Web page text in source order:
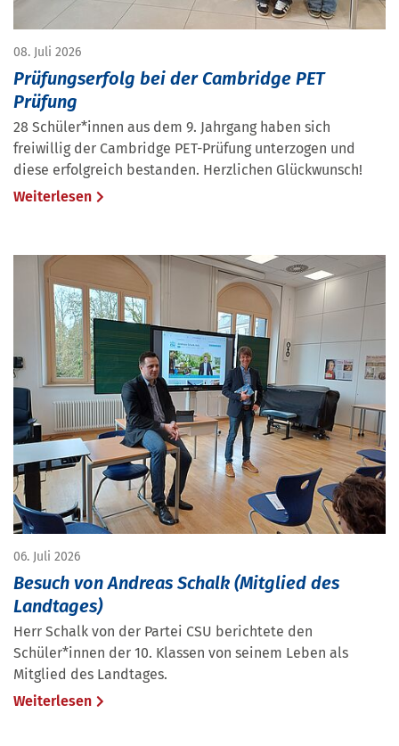
08. Juli 2026
Prüfungserfolg bei der Cambridge PET
Prüfung
28 Schüler*innen aus dem 9. Jahrgang haben sich
freiwillig der Cambridge PET-Prüfung unterzogen und
diese erfolgreich bestanden. Herzlichen Glückwunsch!
Weiterlesen
06. Juli 2026
Besuch von Andreas Schalk (Mitglied des
Landtages)
Herr Schalk von der Partei CSU berichtete den
Schüler*innen der 10. Klassen von seinem Leben als
Mitglied des Landtages.
Weiterlesen